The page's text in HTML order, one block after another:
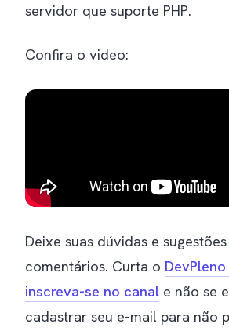
servidor que suporte PHP.
Confira o video:
Deixe suas dúvidas e
comentários. Curta o
inscreva-se no canal e não se
cadastrar seu e-mail para não